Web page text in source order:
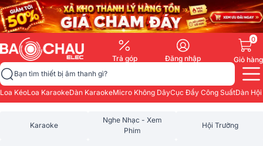
Trả góp Đăng nhập
0
Giỏ hàng
Bạn tìm thiết bị âm thanh gì?
Loa KéoLoa KaraokeDàn KaraokeMicro Không DâyCục Đẩy Công SuấtDàn
Karaoke
Nghe Nhạc - Xem
Phim
Hội Trường